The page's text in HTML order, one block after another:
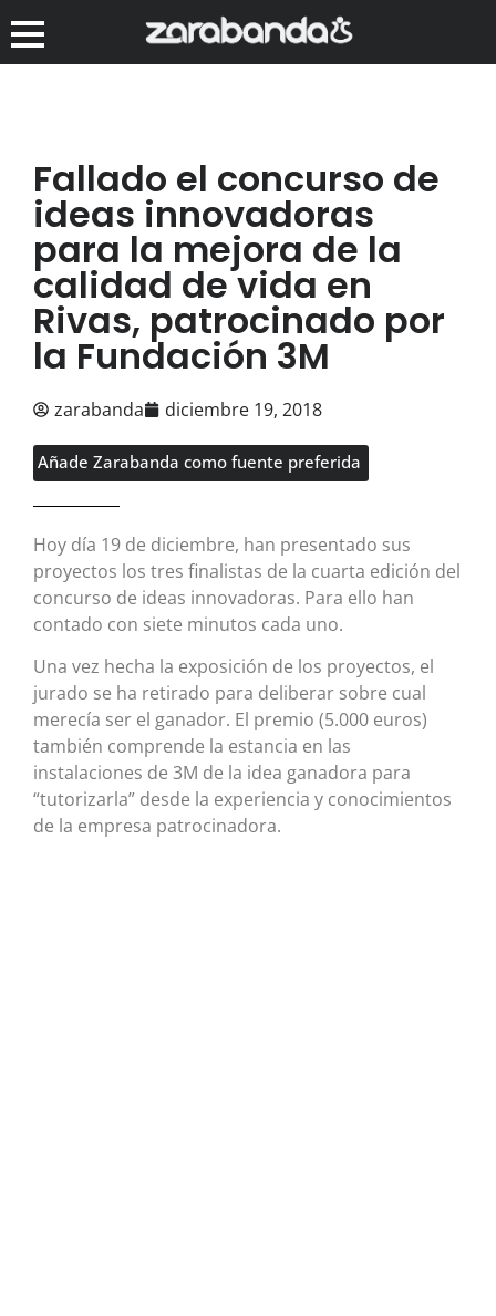
Fallado el concurso de
ideas innovadoras
para la mejora de la
calidad de vida en
Rivas, patrocinado por
la Fundación 3M
zarabanda diciembre 19, 2018
Añade Zarabanda como fuente preferida
Hoy día 19 de diciembre, han presentado sus
proyectos los tres finalistas de la cuarta edición del
concurso de ideas innovadoras. Para ello han
contado con siete minutos cada uno.
Una vez hecha la exposición de los proyectos, el
jurado se ha retirado para deliberar sobre cual
merecía ser el ganador. El premio (5.000 euros)
también comprende la estancia en las
instalaciones de 3M de la idea ganadora para
“tutorizarla” desde la experiencia y conocimientos
de la empresa patrocinadora.